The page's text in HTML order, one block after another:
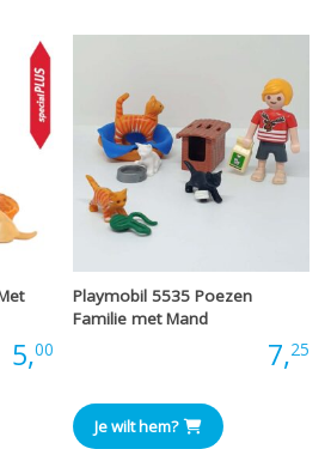
5,00
Playmobil 5535 Poezen
Familie met Mand
7,25
Je wilt hem?